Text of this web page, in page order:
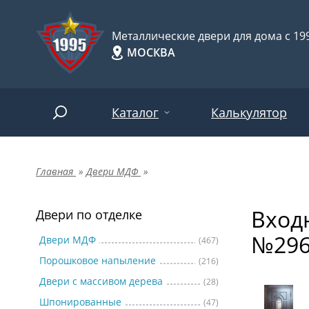
Металлические двери для дома с
МОСКВА
Каталог
Двери по отделке
Двери по назначению
Двери по особенностям
Калькулятор
Главная » Двери МДФ »
Двери по отделке
Двери МДФ (467)
Порошковое напыление (216)
Двери с массивом дерева (28)
Шпонированные (47)